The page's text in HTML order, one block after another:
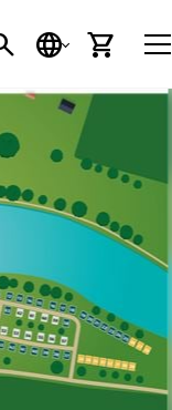
SÖKSPRÅK